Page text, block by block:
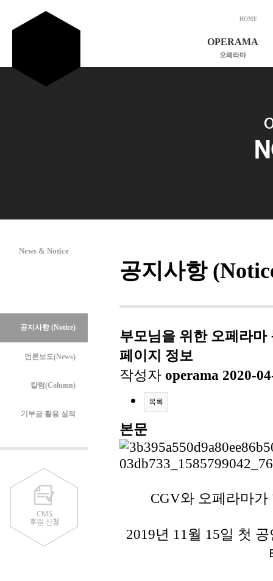
HOME
OPERAMA
오페라마
News & Notice
공지사항 (Notice)
언론보도(News)
칼럼(Column)
기부금 활용 실적
공지사항
부모님을 위한 오페라
페이지 정보
작성자 operama 2020-
목록
본문
CGV와 오페라마
2019년 11월 15일 첫